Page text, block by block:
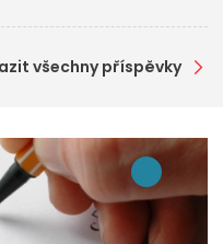
všechny příspěvky